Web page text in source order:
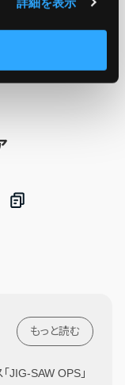
announces
AI
もっと読む
JIG-SAW OPS」